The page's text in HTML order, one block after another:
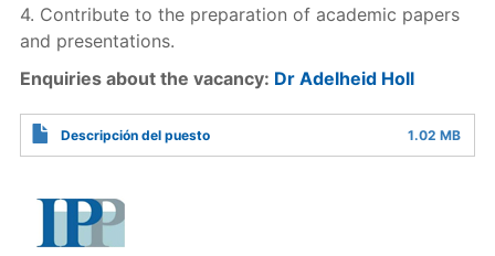
4. Contribute to the preparation of academic papers
and presentations.
Enquiries about the vacancy: Dr Adelheid Holl
Descripción del puesto 1.02 MB